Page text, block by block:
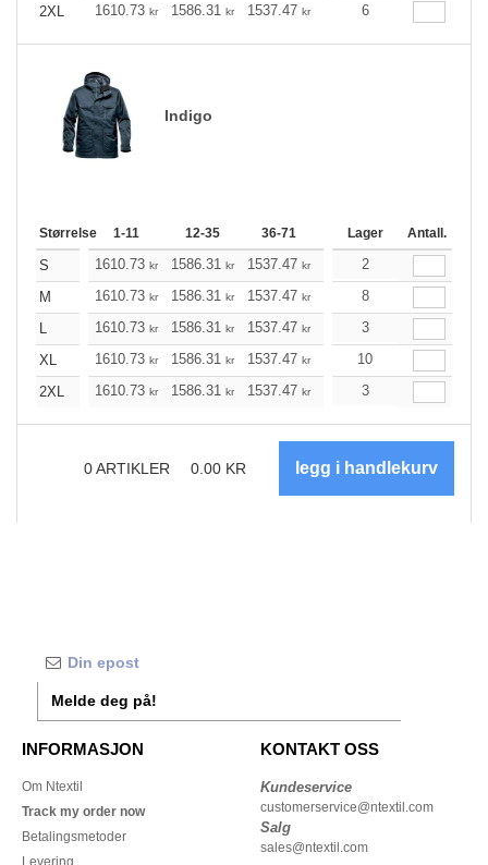
2XL
1610.73 kr 1586.31 kr 1537.47 kr 1464.33
6
Indigo
Størrelse 1-11 12-35 36-71 72-143 144-287
Lager Antall.
S 1610.73 kr 1586.31 kr 1537.47 kr 1464.33
2
M
1610.73 kr 1586.31 kr 1537.47 kr 1464.33
8
L
1610.73 kr 1586.31 kr 1537.47 kr 1464.33
3
XL
1610.73 kr 1586.31 kr 1537.47 kr 1464.33
10
2XL
1610.73 kr 1586.31 kr 1537.47 kr 1464.33
3
0ARTIKLER 0.00 KR
Melde deg på!
INFORMASJON
Om Ntextil
Track my order now
Betalingsmetoder
KONTAKT OSS
Kundeservice
customerservice@ntextil.com
Salg
sales@ntextil.com